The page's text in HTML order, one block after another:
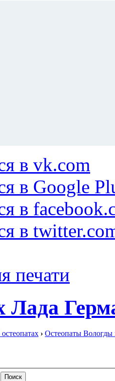
в vk.com
в Google
в
в
печати
Лада
› Остеопаты Вологды